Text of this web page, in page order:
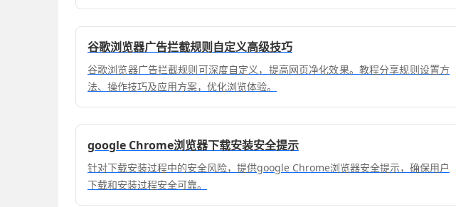
谷歌浏览器广告拦截规则自定义高级技巧
谷歌浏览器广告拦截规则可深度自定义，提高网页净化效果。教程分享规则设置方
法、操作技巧及应用方案，优化浏览体验。
google Chrome浏览器下载安装安全提示
针对下载安装过程中的安全风险，提供google Chrome浏览器安全提示，确保用户
下载和安装过程安全可靠。